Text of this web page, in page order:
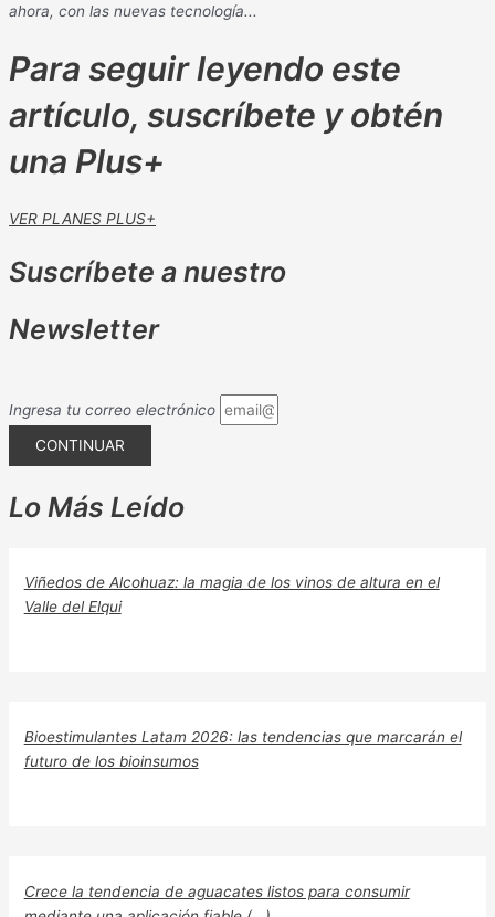
ahora, con las nuevas tecnología...
Para seguir leyendo este
artículo, suscríbete y obtén
una Plus+
VER PLANES PLUS+
Suscríbete a nuestro
Newsletter
Ingresa tu correo electrónico
CONTINUAR
Lo Más Leído
Viñedos de Alcohuaz: la magia de los vinos de altura en el
Valle del Elqui
Bioestimulantes Latam 2026: las tendencias que marcarán el
futuro de los bioinsumos
Crece la tendencia de aguacates listos para consumir